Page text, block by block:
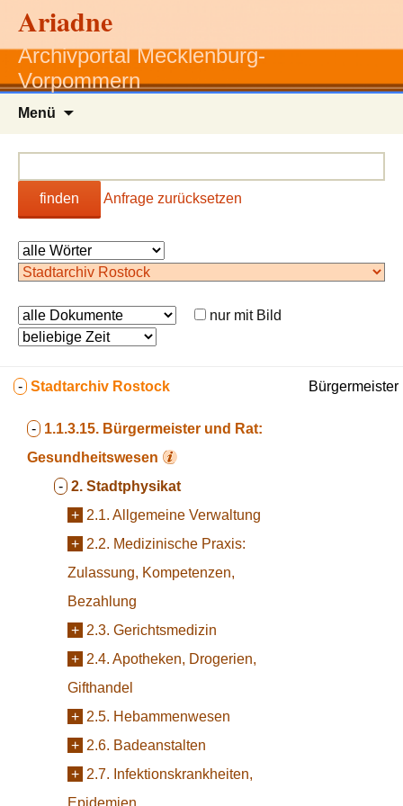
Ariadne
Archivportal Mecklenburg-
Vorpommern
Menü
finden Anfrage zurücksetzen
nur mit Bild
- Stadtarchiv Rostock
- 1.1.3.15. Bürgermeister und Rat:
Gesundheitswesen
- 2. Stadtphysikat
+ 2.1. Allgemeine Verwaltung
+ 2.2. Medizinische Praxis:
Zulassung, Kompetenzen,
Bezahlung
+ 2.3. Gerichtsmedizin
+ 2.4. Apotheken, Drogerien,
Gifthandel
+ 2.5. Hebammenwesen
+ 2.6. Badeanstalten
+ 2.7. Infektionskrankheiten,
Epidemien